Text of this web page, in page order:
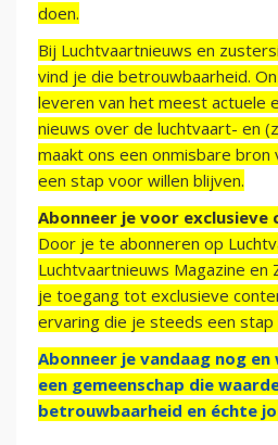
doen.
Bij Luchtvaartnieuws en
vind je die betrouwbaarheid.
leveren van het meest actuele
nieuws over de luchtvaart- en
maakt ons een onmisbare
een stap voor willen blijven.
Abonneer je voor exclusieve
Door je te abonneren op
Luchtvaartnieuws Magazine en
je toegang tot exclusieve
ervaring die je steeds een
Abonneer je vandaag nog
een gemeenschap die
betrouwbaarheid en échte